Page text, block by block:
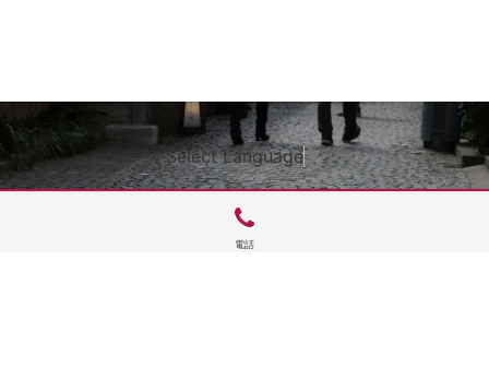
Select Language▼
電話